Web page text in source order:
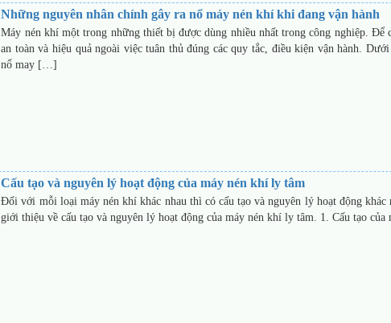
Những nguyên nhân chính gây ra nổ máy nén khí khi đang vận hành
Máy nén khí một trong những thiết bị được dùng nhiều nhất trong công nghiệp. Để
an toàn và hiệu quả ngoài việc tuân thủ đúng các quy tắc, điều kiện vận hành.
nổ may […]
Cấu tạo và nguyên lý hoạt động của máy nén khí ly tâm
Đối với mỗi loại máy nén khí khác nhau thì có cấu tạo và nguyên lý hoạt động
giới thiệu về cấu tạo và nguyên lý hoạt động của máy nén khí ly tâm. 1. Cấu tạo